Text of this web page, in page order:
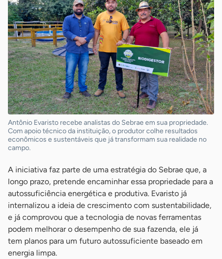
Antônio Evaristo recebe analistas do Sebrae em sua propriedade.
Com apoio técnico da instituição, o produtor colhe resultados
econômicos e sustentáveis que já transformam sua realidade no
campo.
A iniciativa faz parte de uma estratégia do Sebrae que, a
longo prazo, pretende encaminhar essa propriedade para a
autossuficiência energética e produtiva. Evaristo já
internalizou a ideia de crescimento com sustentabilidade,
e já comprovou que a tecnologia de novas ferramentas
podem melhorar o desempenho de sua fazenda, ele já
tem planos para um futuro autossuficiente baseado em
energia limpa.